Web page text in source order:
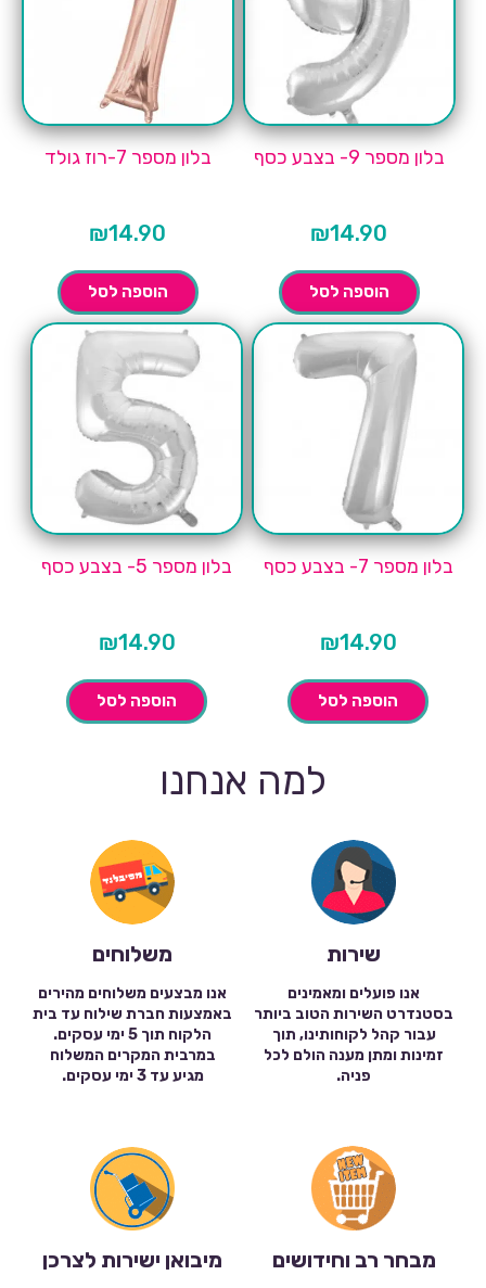
בלון מספר 9- בצבע כסף
₪14.90
הוספה לסל
בלון מספר 7-רוז גולד
₪14.90
הוספה לסל
בלון מספר 7- בצבע כסף
₪14.90
הוספה לסל
בלון מספר 5- בצבע כסף
₪14.90
הוספה לסל
למה אנחנו
שירות
אנו פועלים ומאמינים
בסטנדרט השירות הטוב ביותר
עבור קהל לקוחותינו, תוך
זמינות ומתן מענה הולם לכל
פניה.
משלוחים
אנו מבצעים משלוחים מהירים
באמצעות חברת שילוח עד בית
הלקוח תוך 5 ימי עסקים.
במרבית המקרים המשלוח
מגיע עד 3 ימי עסקים.
מבחר רב וחידושים מיבואן ישירות לצרכן